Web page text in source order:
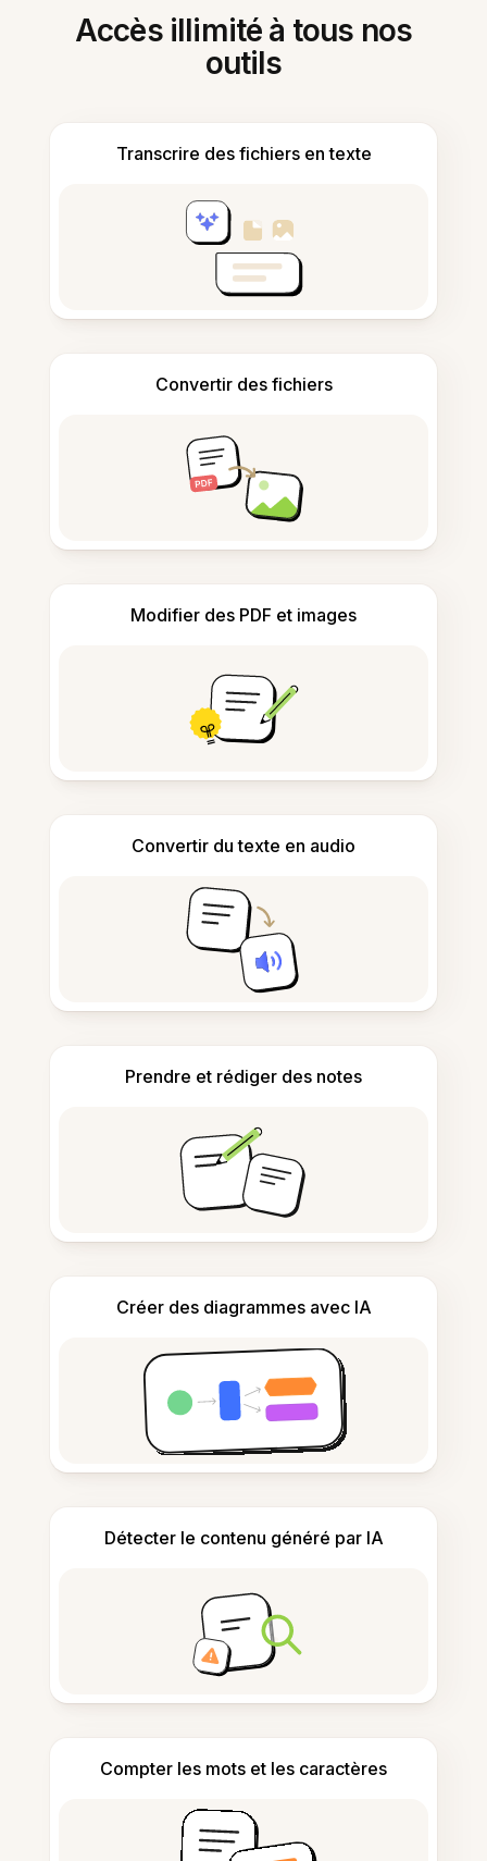
Accès illimité à tous nos
outils
Transcrire des fichiers en texte
Convertir des fichiers
Modifier des PDF et images
Convertir du texte en audio
Prendre et rédiger des notes
Créer des diagrammes avec IA
Détecter le contenu généré par IA
Compter les mots et les caractères